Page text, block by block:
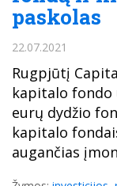
paskolas
22.07.2021
Rugpjūtį
kapitalo fondo
eurų dydžio
kapitalo
augančias